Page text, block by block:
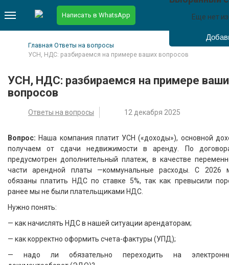
Написать в WhatsApp Еще нет
Главная Ответы на вопросы
УСН, НДС: разбираемся на примере ваших вопросов
УСН, НДС: разбираемся на примере
вопросов
Ответы на вопросы 12 декабря 2025
Вопрос: Наша компания платит УСН («доходы»), основной
получаем от сдачи недвижимости в аренду. По
предусмотрен дополнительный платеж, в качестве
части арендной платы —коммунальные расходы. С 2026
обязаны платить НДС по ставке 5%, так как превысили
ранее мы не были плательщиками НДС.
Нужно понять:
— как начислять НДС в нашей ситуации арендаторам;
— как корректно оформить счета-фактуры (УПД);
— надо ли обязательно переходить на